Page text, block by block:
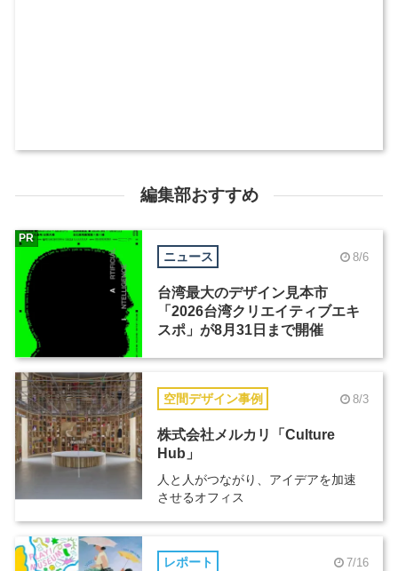
編集部おすすめ
ニュース 8/6
台湾最大のデザイン見本市
「2026台湾クリエイティブエキ
スポ」が8月31日まで開催
PR
空間デザイン事例 8/3
株式会社メルカリ「Culture
Hub」
人と人がつながり、アイデアを加速
させるオフィス
レポート 7/16